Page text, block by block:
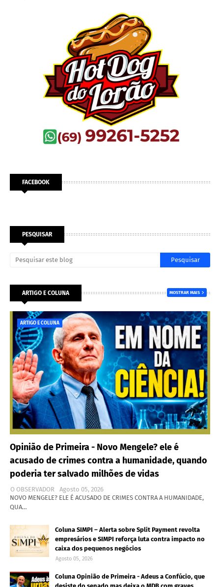
FACEBOOK
PESQUISAR
ARTIGO E COLUNA MOSTRAR MAIS
ARTIGO E COLUNA
Opinião de Primeira - Novo Mengele? ele é
acusado de crimes contra a humanidade, quando
poderia ter salvado milhões de vidas
O OBSERVADOR
Agosto 05, 2026
NOVO MENGELE? ELE É ACUSADO DE CRIMES CONTRA A HUMANIDADE,
QUA…
Coluna SIMPI – Alerta sobre Split Payment revolta
empresários e SIMPI reforça luta contra impacto no
caixa dos pequenos negócios
Agosto 05, 2026
Coluna Opinião de Primeira - Adeus a Confúcio, que